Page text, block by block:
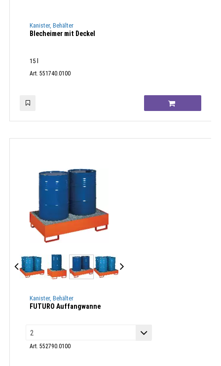
Kanister, Behälter
Blecheimer mit Deckel
15 l
Art. 551740.0100
Kanister, Behälter
FUTURO Auffangwanne
Art. 552790.0100